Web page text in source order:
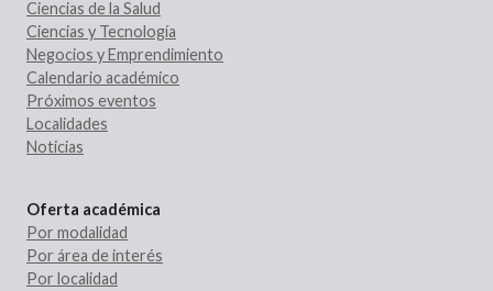
Ciencias de la Salud
Ciencias y Tecnología
Negocios y Emprendimiento
Calendario académico
Próximos eventos
Localidades
Noticias
Oferta académica
Por modalidad
Por área de interés
Por localidad